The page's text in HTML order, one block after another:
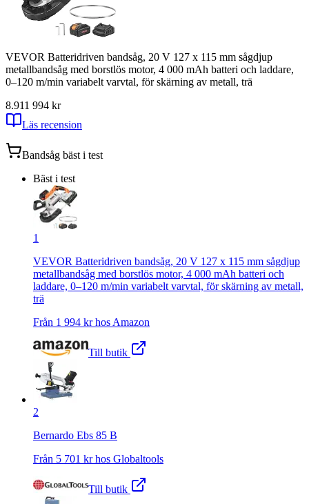
VEVOR Batteridriven bandsåg, 20 V 127 x 115 mm sågdjup
metallbandsåg med borstlös motor, 4 000 mAh batteri och laddare,
0–120 m/min variabelt varvtal, för skärning av metall, trä
8.911 994 kr
Läs recension
Bandsåg bäst i test
Bäst i test
1
VEVOR Batteridriven bandsåg, 20 V 127 x 115 mm sågdjup
metallbandsåg med borstlös motor, 4 000 mAh batteri och
laddare, 0–120 m/min variabelt varvtal, för skärning av metall,
trä
Från 1 994 kr hos Amazon
Till butik
2
Bernardo Ebs 85 B
Från 5 701 kr hos Globaltools
Till butik